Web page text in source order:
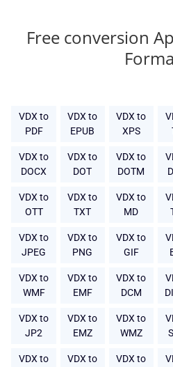
Free conversion
VDX to
PDF
VDX to
EPUB
VDX to
XPS
VDX to
DOCX
VDX to
DOT
VDX to
DOTM
VDX to
OTT
VDX to
TXT
VDX to
MD
VDX to
JPEG
VDX to
PNG
VDX to
GIF
VDX to
WMF
VDX to
EMF
VDX to
DCM
VDX to
JP2
VDX to
EMZ
VDX to
WMZ
VDX to
VDX to
VDX to